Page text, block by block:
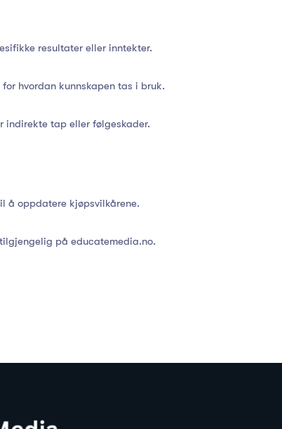
resultater eller inntekter.
hvordan kunnskapen tas i bruk.
indirekte tap eller følgeskader.
å oppdatere kjøpsvilkårene.
på educatemedia.no.